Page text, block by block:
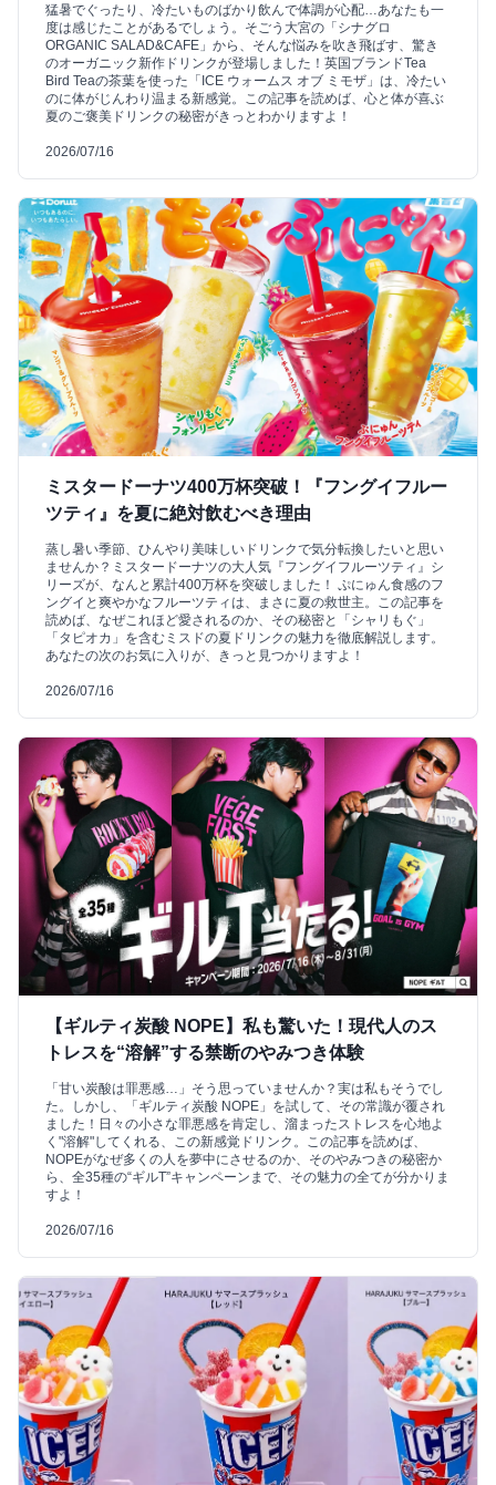
猛暑でぐったり、冷たいものばかり飲んで体調が心配…あなたも一
度は感じたことがあるでしょう。そごう大宮の「シナグロ
ORGANIC SALAD&CAFE」から、そんな悩みを吹き飛ばす、驚き
のオーガニック新作ドリンクが登場しました！英国ブランドTea
Bird Teaの茶葉を使った「ICE ウォームス オブ ミモザ」は、冷たい
のに体がじんわり温まる新感覚。この記事を読めば、心と体が喜ぶ
夏のご褒美ドリンクの秘密がきっとわかりますよ！
2026/07/16
ミスタードーナツ400万杯突破！『フングイフルー
ツティ』を夏に絶対飲むべき理由
蒸し暑い季節、ひんやり美味しいドリンクで気分転換したいと思い
ませんか？ミスタードーナツの大人気『フングイフルーツティ』シ
リーズが、なんと累計400万杯を突破しました！ ぷにゅん食感のフ
ングイと爽やかなフルーツティは、まさに夏の救世主。この記事を
読めば、なぜこれほど愛されるのか、その秘密と「シャリもぐ」
「タピオカ」を含むミスドの夏ドリンクの魅力を徹底解説します。
あなたの次のお気に入りが、きっと見つかりますよ！
2026/07/16
【ギルティ炭酸 NOPE】私も驚いた！現代人のス
トレスを“溶解”する禁断のやみつき体験
「甘い炭酸は罪悪感…」そう思っていませんか？実は私もそうでし
た。しかし、「ギルティ炭酸 NOPE」を試して、その常識が覆され
ました！日々の小さな罪悪感を肯定し、溜まったストレスを心地よ
く"溶解"してくれる、この新感覚ドリンク。この記事を読めば、
NOPEがなぜ多くの人を夢中にさせるのか、そのやみつきの秘密か
ら、全35種の“ギルT”キャンペーンまで、その魅力の全てが分かりま
すよ！
2026/07/16